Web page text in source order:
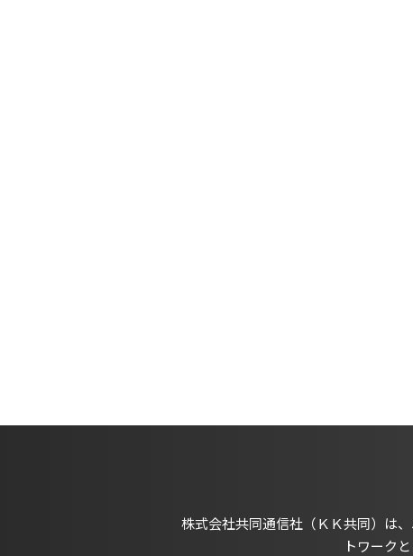
株式会社共同通信社（ＫＫ共同）は
トワーク